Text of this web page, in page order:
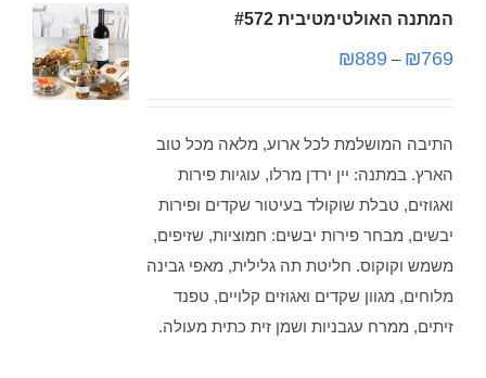
המתנה האולטימטיבית #572
₪769
–
₪889
התיבה המושלמת לכל ארוע, מלאה מכל טוב
הארץ. במתנה: יין ירדן מרלו, עוגיות פירות
ואגוזים, טבלת שוקולד בעיטור שקדים ופירות
יבשים, מבחר פירות יבשים: חמוציות, שזיפים,
משמש וקוקוס. חליטת תה גלילית, מאפי גבינה
מלוחים, מגוון שקדים ואגוזים קלויים, טפנד
זיתים, ממרח עגבניות ושמן זית כתית מעולה.